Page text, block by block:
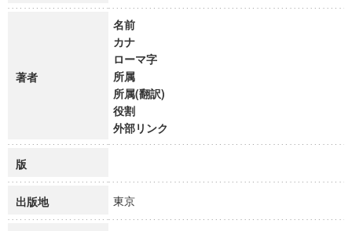
著者
名前
カナ
ローマ字
所属
所属(翻訳)
役割
外部リンク
版
出版地 東京